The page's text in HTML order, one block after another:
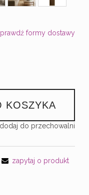
płatnościformy dostawy
KOSZYKA
dodaj do przechowalni
zapytaj o produkt